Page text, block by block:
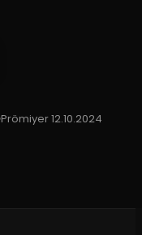
Prömiyer12.10.2024